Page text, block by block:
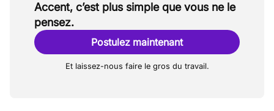
Accent, c’est plus simple que vous ne le
pensez.
Postulez maintenant
Et laissez-nous faire le gros du travail.